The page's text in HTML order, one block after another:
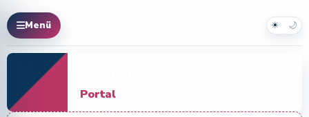
Menü ☀ 🌙
Portal